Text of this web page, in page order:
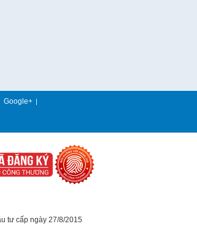
Google+ |
tư cấp ngày 27/8/2015